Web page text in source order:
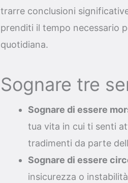
trarre conclusioni
prenditi il tempo necessario
quotidiana.
Sognare tre
Sognare di essere
tua vita in cui ti senti
tradimenti da parte
Sognare di essere
insicurezza o